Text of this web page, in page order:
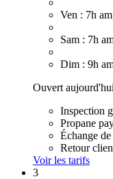
Ven : 7h
Sam : 7h
Dim : 9h
Ouvert
Inspection
Propane
Échange
Retour
Voir les tarifs
3